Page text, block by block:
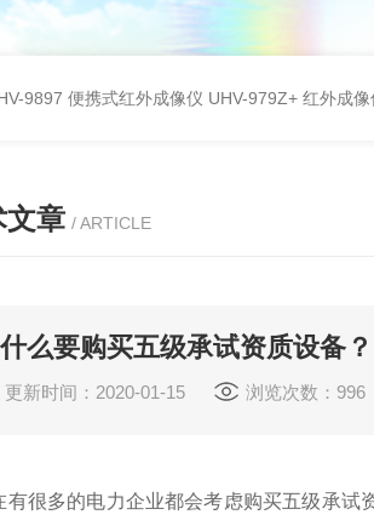
9897 便携式红外成像仪 UHV-979Z+ 红外成像
文章 / ARTICLE
么要购买五级承试资质设备？
更新时间：2020-01-15 浏览次数：996
很多的电力企业都会考虑购买五级承试